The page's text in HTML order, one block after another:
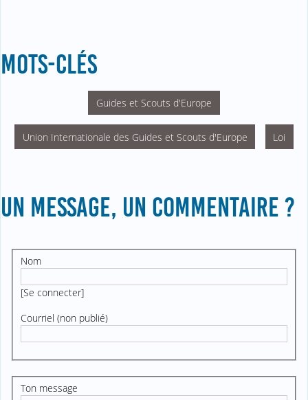
MOTS-CLÉS
Guides et Scouts d'Europe
Union Internationale des Guides et Scouts d'Europe Loi
UN MESSAGE, UN COMMENTAIRE ?
Nom
[Se connecter]
Courriel (non publié)
Ton message